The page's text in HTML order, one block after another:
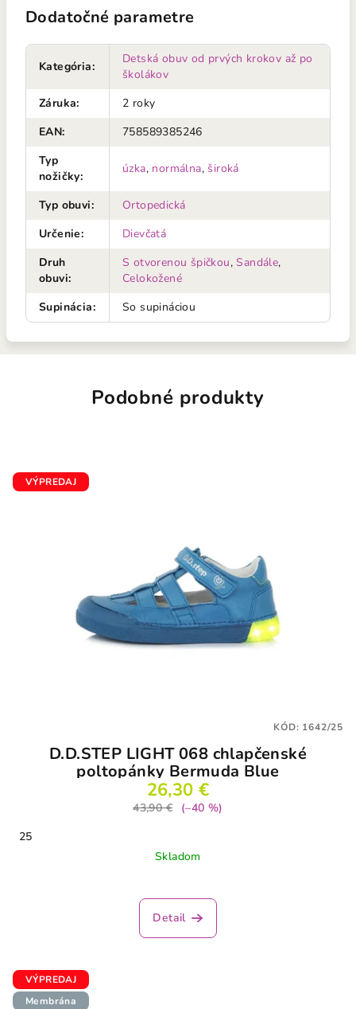
Dodatočné parametre
Kategória:
Detská obuv od prvých krokov až po
školákov
Záruka:
2 roky
EAN:
758589385246
Typ
nožičky:
úzka, normálna, široká
Typ obuvi:
Ortopedická
Určenie:
Dievčatá
Druh
obuvi:
S otvorenou špičkou,Sandále,
Celokožené
Supinácia: So supináciou
Podobné produkty
VÝPREDAJ
D.D.STEP LIGHT 068 chlapčenské
poltopánky Bermuda Blue
26,30 €
43,90 €
(–40 %)
25
Skladom
Detail
KÓD: 1642/25
VÝPREDAJ
Membrána